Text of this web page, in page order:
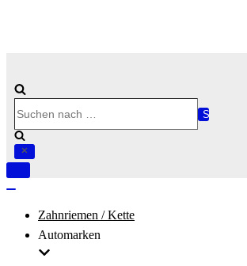
nach …
Navigation
Zahnriemen / Kette
Automarken